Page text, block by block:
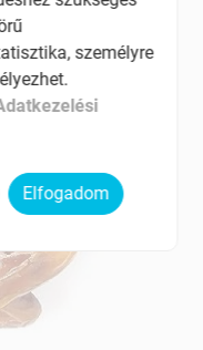
személyre
Elfogadom